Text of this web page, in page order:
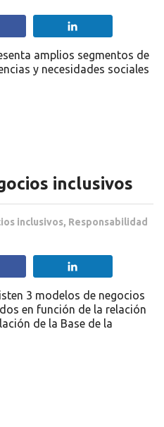
amplios segmentos de
y necesidades sociales
inclusivos
inclusivos, Responsabilidad
3 modelos de negocios
en función de la relación
de la Base de la